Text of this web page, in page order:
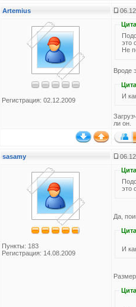
Artemius
Регистрация: 02.12.2009
это
Не
Вроде
И
ли он.
sasamy
Пункты: 183
Регистрация: 14.08.2009
это
Да,
И